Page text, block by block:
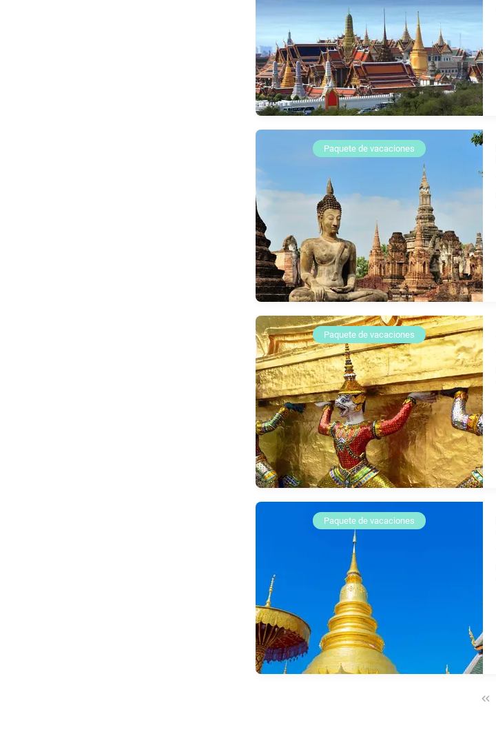
Paquete de vacaciones
Paquete de vacaciones
Paquete de vacaciones